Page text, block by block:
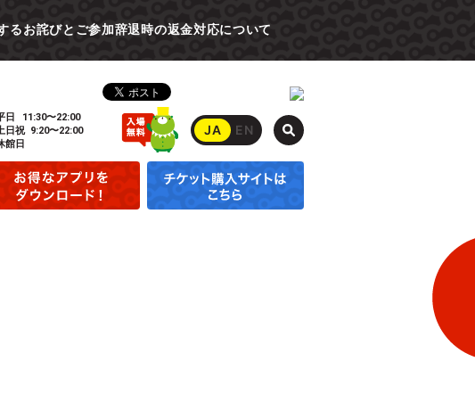
るお詫びとご参加辞退時の返金対応について
日
11:30〜22:00
日祝 9:20〜22:00
館日
JA EN